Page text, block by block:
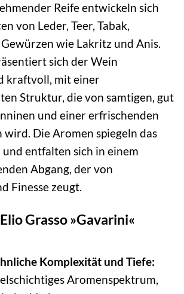
Reife entwickeln sich
von Leder, Teer, Tabak,
wie Lakritz und Anis.
sich der Wein
kraftvoll, mit einer
Struktur, die von samtigen, gut
und einer erfrischenden
wird. Die Aromen spiegeln das
entfalten sich in einem
Abgang, der von
Finesse zeugt.
Grasso »Gavarini«
Komplexität und Tiefe:
Aromenspektrum,